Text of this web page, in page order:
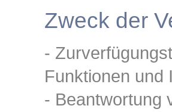
Zweck der
-
Funktionen und
- Beantwortung